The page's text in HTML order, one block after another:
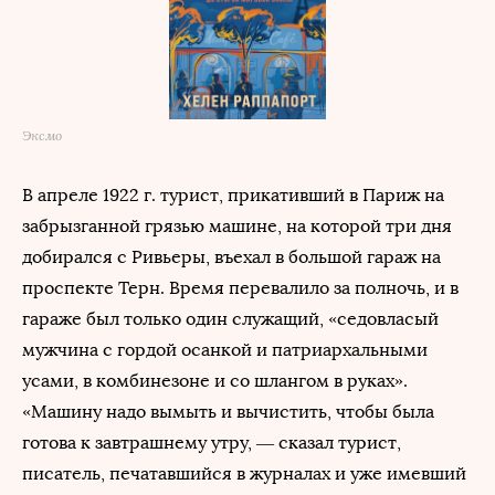
Эксмо
В апреле 1922 г. турист, прикативший в Париж на
забрызганной грязью машине, на которой три дня
добирался с Ривьеры, въехал в большой гараж на
проспекте Терн. Время перевалило за полночь, и в
гараже был только один служащий, «седовласый
мужчина с гордой осанкой и патриархальными
усами, в комбинезоне и со шлангом в руках».
«Машину надо вымыть и вычистить, чтобы была
готова к завтрашнему утру, — сказал турист,
писатель, печатавшийся в журналах и уже имевший